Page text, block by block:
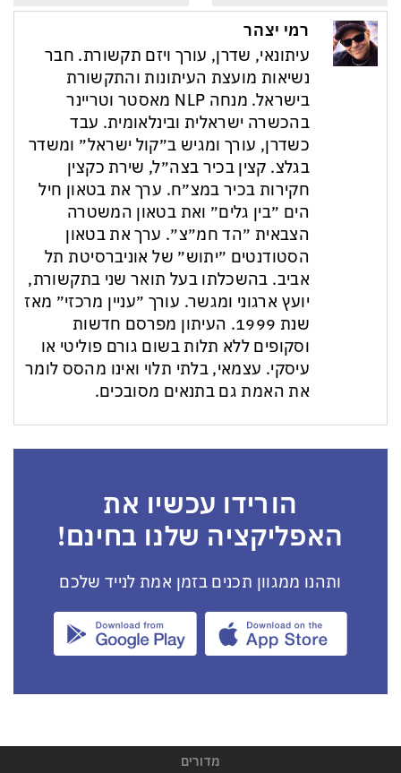
רמי יצהר
עיתונאי, שדרן, עורך ויזם תקשורת. חבר
נשיאות מועצת העיתונות והתקשורת
בישראל. מנחה NLP מאסטר וטריינר
בהכשרה ישראלית ובינלאומית. עבד
כשדרן, עורך ומגיש ב״קול ישראל״ ומשדר
בגלצ. קצין בכיר בצה״ל, שירת כקצין
חקירות בכיר במצ״ח. ערך את בטאון חיל
הים ״בין גלים״ ואת בטאון המשטרה
הצבאית ״הד חמ״צ״. ערך את בטאון
הסטודנטים ״יתוש״ של אוניברסיטת תל
אביב. בהשכלתו בעל תואר שני בתקשורת,
יועץ ארגוני ומגשר. עורך ״עניין מרכזי״ מאז
שנת 1999. העיתון מפרסם חדשות
וסקופים ללא תלות בשום גורם פוליטי או
עיסקי. עצמאי, בלתי תלוי ואינו מהסס לומר
את האמת גם בתנאים מסובכים.
הורידו עכשיו את
האפליקציה שלנו בחינם!
ותהנו ממגוון תכנים בזמן אמת לנייד שלכם
מדורים